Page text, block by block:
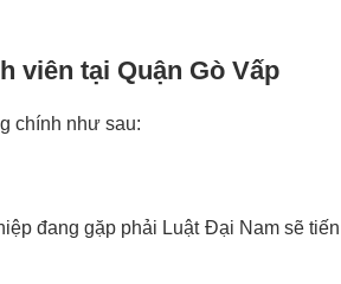
viên tại Quận Gò Vấp
chính như sau:
đang gặp phải Luật Đại Nam sẽ tiến